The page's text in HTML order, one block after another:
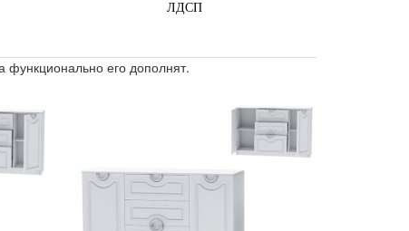
ЛДСП
функционально его дополнят.